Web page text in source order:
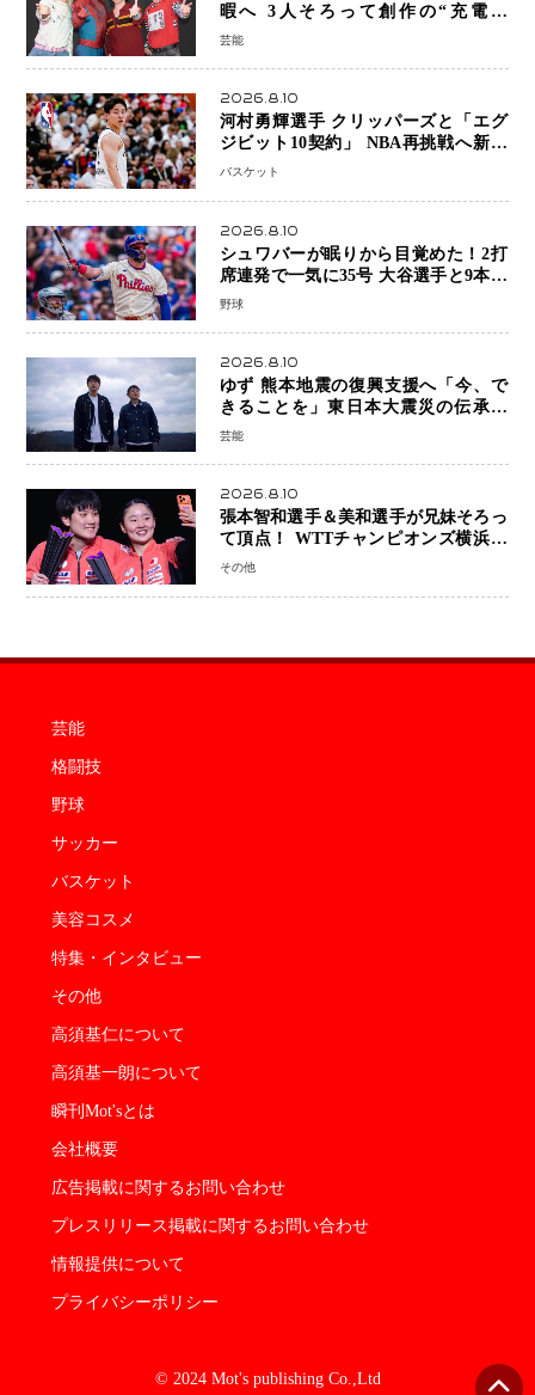
暇へ 3人そろって創作の“充電期
間”「自分らしいインプットを」
芸能
2026.8.10
河村勇輝選手 クリッパーズと「エグ
ジビット10契約」 NBA再挑戦へ新た
な一歩、八村塁選手との共闘にも期待
バスケット
2026.8.10
シュワバーが眠りから目覚めた！2打
席連発で一気に35号 大谷選手と9本差
に 本塁打王争いで単独トップ浮上
野球
2026.8.10
ゆず 熊本地震の復興支援へ「今、で
きることを」東日本大震災の伝承歌
「幾重」ライブ音源を配信、収益を全
芸能
2026.8.10
張本智和選手＆美和選手が兄妹そろっ
て頂点！ WTTチャンピオンズ横浜で
史上初の快挙 2人で約1264万円の優
その他
芸能
格闘技
野球
サッカー
バスケット
美容コスメ
特集・インタビュー
その他
高須基仁について
高須基一朗について
瞬刊Mot'sとは
会社概要
広告掲載に関するお問い合わせ
プレスリリース掲載に関するお問い合わせ
情報提供について
プライバシーポリシー
© 2024 Mot's publishing Co.,Ltd